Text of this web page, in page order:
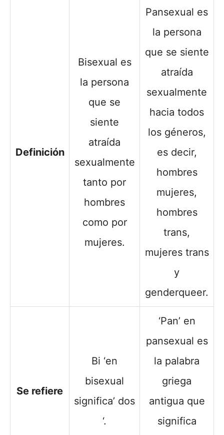
Definición
Bisexual es
la persona
que se
siente
atraída
sexualmente
tanto por
hombres
como por
mujeres.
Pansexual es
la persona
que se siente
atraída
sexualmente
hacia todos
los géneros,
es decir,
hombres
mujeres,
hombres
trans,
mujeres trans
y
genderqueer.
Se refiere
Bi ‘en
bisexual
significa’ dos
‘.
‘Pan’ en
pansexual es
la palabra
griega
antigua que
significa